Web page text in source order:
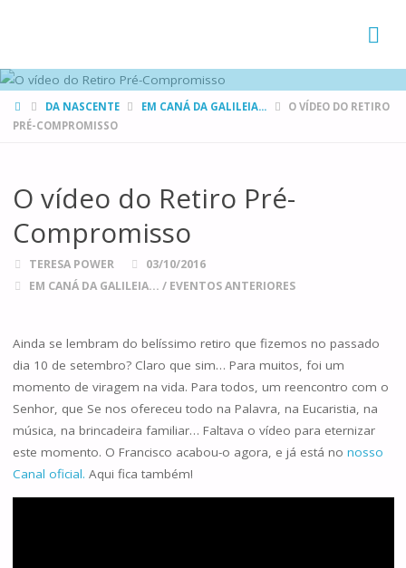
HOMEDA NASCENTE EM CANÁ DA GALILEIA...
O VÍDEO DO RETIRO
PRÉ-COMPROMISSO
O vídeo do Retiro Pré-
Compromisso
TERESA POWER
03/10/2016
EM CANÁ DA GALILEIA... / EVENTOS ANTERIORES
Ainda se lembram do belíssimo retiro que fizemos no passado
dia 10 de setembro? Claro que sim… Para muitos, foi um
momento de viragem na vida. Para todos, um reencontro com o
Senhor, que Se nos ofereceu todo na Palavra, na Eucaristia, na
música, na brincadeira familiar… Faltava o vídeo para eternizar
este momento. O Francisco acabou-o agora, e já está no nosso
Canal oficial. Aqui fica também!